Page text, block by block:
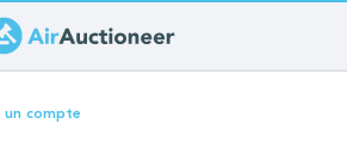
un compte